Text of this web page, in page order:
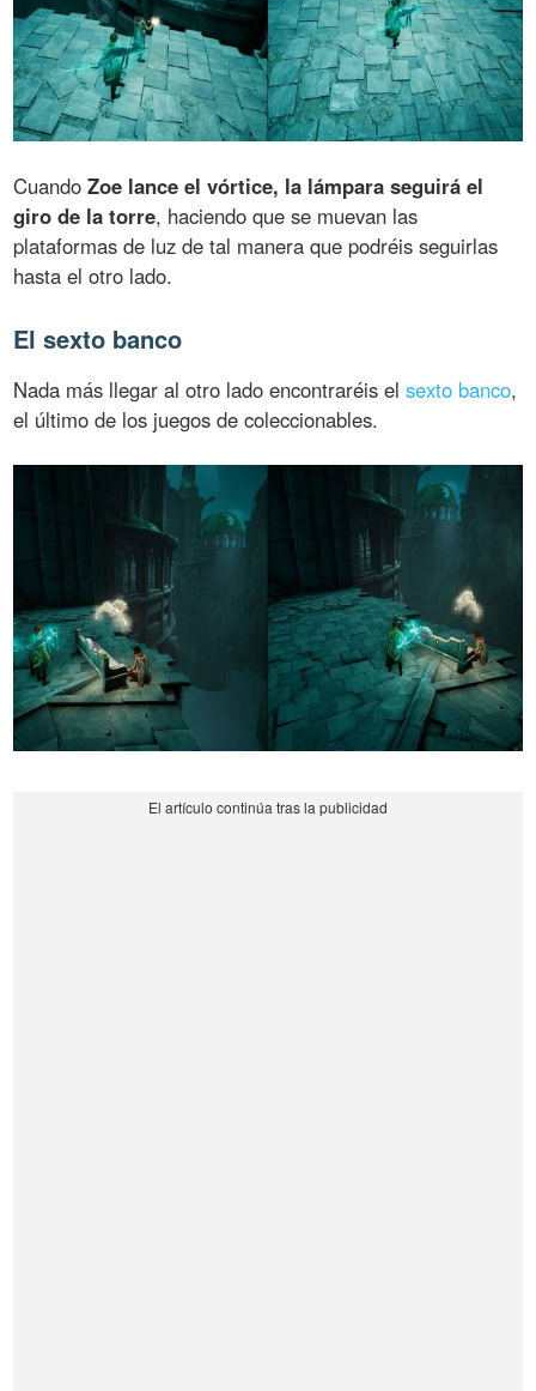
CuandoZoe lance el vórtice, la lámpara seguirá el
giro de la torre, haciendo que se muevan las
plataformas de luz de tal manera que podréis seguirlas
hasta el otro lado.
El sexto banco
Nada más llegar al otro lado encontraréis elsexto banco,
el último de los juegos de coleccionables.